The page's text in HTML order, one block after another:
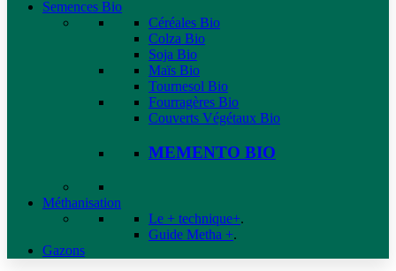
Semences Bio
Céréales Bio
Colza Bio
Soja Bio
Maïs Bio
Tournesol Bio
Fourragères Bio
Couverts Végétaux Bio
MEMENTO BIO
Méthanisation
Le + technique+.
Guide Metha +.
Gazons